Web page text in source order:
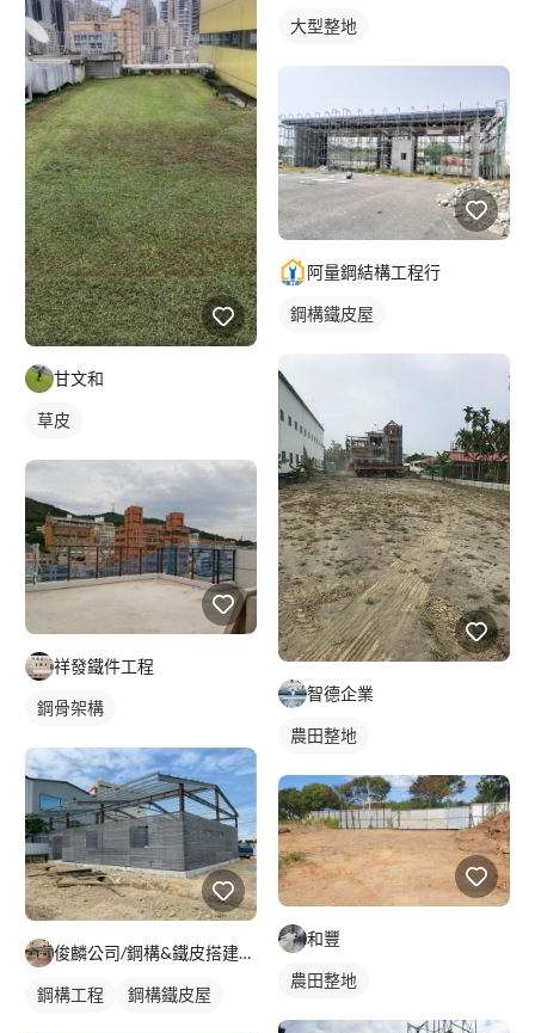
甘文和
草皮
祥發鐵件工程
鋼骨架構
俊麟公司/鋼構&鐵皮搭建&採光罩
鋼構工程 鋼構鐵皮屋
大型整地
阿量鋼結構工程行
鋼構鐵皮屋
智德企業
農田整地
和豐
農田整地